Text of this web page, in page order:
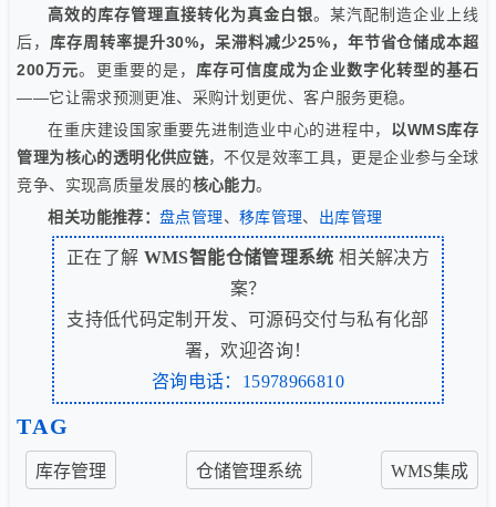
高效的库存管理直接转化为真金白银。某汽配制造企业上线
后， 库存周转率提升30%，呆滞料减少25%，年节省仓储成本超
200万元。更重要的是， 库存可信度成为企业数字化转型的基石
——它让需求预测更准、采购计划更优、客户服务更稳。
在重庆建设国家重要先进制造业中心的进程中， 以WMS库存
管理为核心的透明化供应链，不仅是效率工具，更是企业参与全球
竞争、实现高质量发展的核心能力。
相关功能推荐：盘点管理、 移库管理、 出库管理
正在了解 WMS智能仓储管理系统 相关解决方
案？
支持低代码定制开发、可源码交付与私有化部
署，欢迎咨询！
咨询电话：15978966810
TAG
库存管理 仓储管理系统 WMS集成